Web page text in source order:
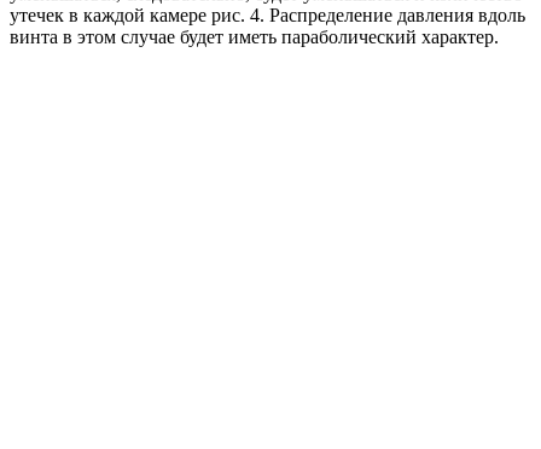
утечек в каждой камере рис. 4. Распределение давления вдоль
винта в этом случае будет иметь параболический характер.